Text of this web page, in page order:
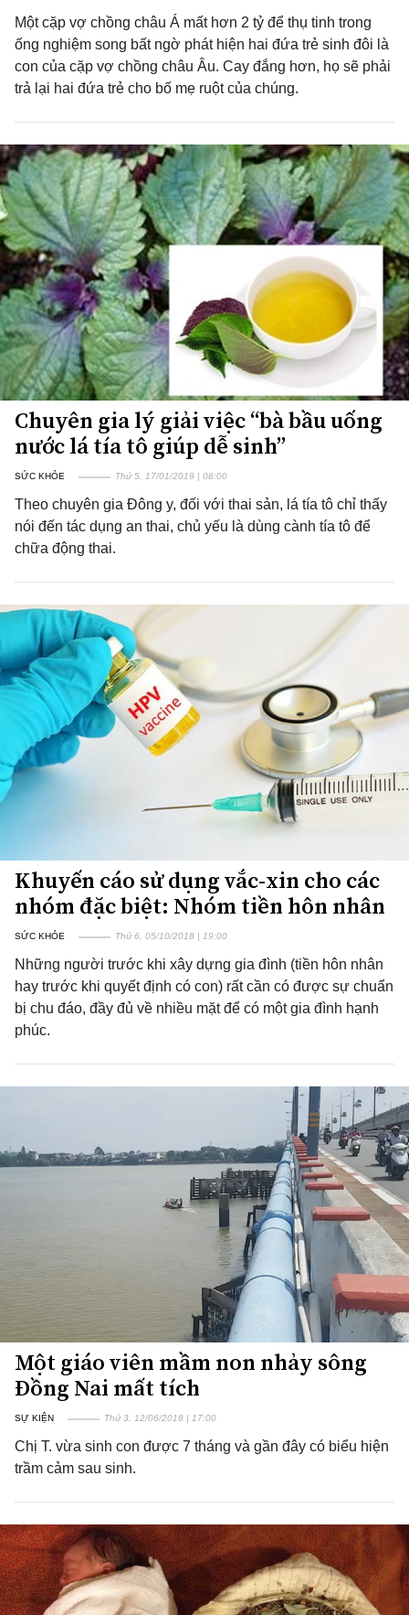
Một cặp vợ chồng châu Á mất hơn 2 tỷ để thụ tinh trong
ống nghiệm song bất ngờ phát hiện hai đứa trẻ sinh đôi là
con của cặp vợ chồng châu Âu. Cay đắng hơn, họ sẽ phải
trả lại hai đứa trẻ cho bố mẹ ruột của chúng.
Chuyên gia lý giải việc “bà bầu uống
nước lá tía tô giúp dễ sinh”
SỨC KHỎE Thứ 5, 17/01/2019 | 08:00
Theo chuyên gia Đông y, đối với thai sản, lá tía tô chỉ thấy
nói đến tác dụng an thai, chủ yếu là dùng cành tía tô để
chữa động thai.
Khuyến cáo sử dụng vắc-xin cho các
nhóm đặc biệt: Nhóm tiền hôn nhân
SỨC KHỎE Thứ 6, 05/10/2018 | 19:00
Những người trước khi xây dựng gia đình (tiền hôn nhân
hay trước khi quyết định có con) rất cần có được sự chuẩn
bị chu đáo, đầy đủ về nhiều mặt để có một gia đình hạnh
phúc.
Một giáo viên mầm non nhảy sông
Đồng Nai mất tích
SỰ KIỆN Thứ 3, 12/06/2018 | 17:00
Chị T. vừa sinh con được 7 tháng và gần đây có biểu hiện
trầm cảm sau sinh.